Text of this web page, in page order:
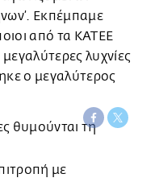
Εκπέμπαμε
από τα ΚΑΤΕΕ
λυχνίες
ο μεγαλύτερος
με